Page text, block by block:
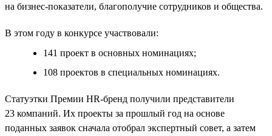
на бизнес-показатели, благополучие сотрудников и общества.
В этом году в конкурсе участвовали:
141 проект в основных номинациях;
108 проектов в специальных номинациях.
Статуэтки Премии HR-бренд получили представители
23 компаний. Их проекты за прошлый год на основе
поданных заявок сначала отобрал экспертный совет, а затем